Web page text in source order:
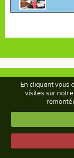
En cliquant vous
visites sur